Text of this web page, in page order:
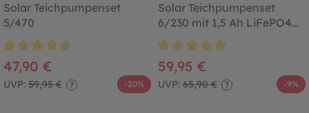
Solar Teichpumpenset
5/470
47,90 €
UVP: 59,95 € ? -20%
Solar Teichpumpenset
6/230 mit 1,5 Ah LiFePO4
Akkuspeicher
59,95 €
UVP: 65,90 € ? -9%